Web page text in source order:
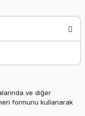
ve diğer
formunu kullanarak